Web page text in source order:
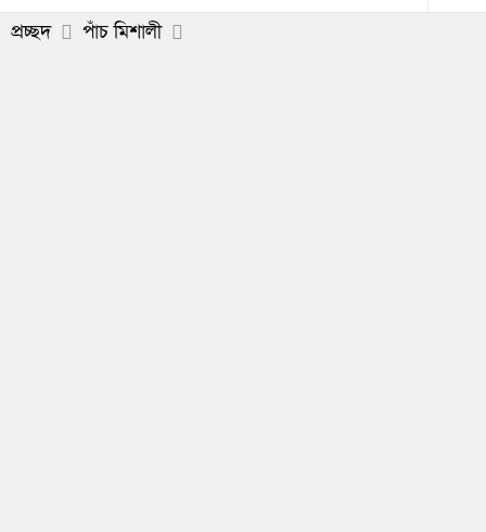
প্রচ্ছদ পাঁচ মিশালী